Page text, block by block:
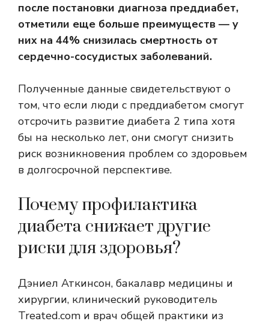
после постановки диагноза преддиабет,
отметили еще больше преимуществ — у
них на 44% снизилась смертность от
сердечно-сосудистых заболеваний.
Полученные данные свидетельствуют о
том, что если люди с преддиабетом смогут
отсрочить развитие диабета 2 типа хотя
бы на несколько лет, они смогут снизить
риск возникновения проблем со здоровьем
в долгосрочной перспективе.
Почему профилактика
диабета снижает другие
риски для здоровья?
Дэниел Аткинсон, бакалавр медицины и
хирургии, клинический руководитель
Treated.com и врач общей практики из